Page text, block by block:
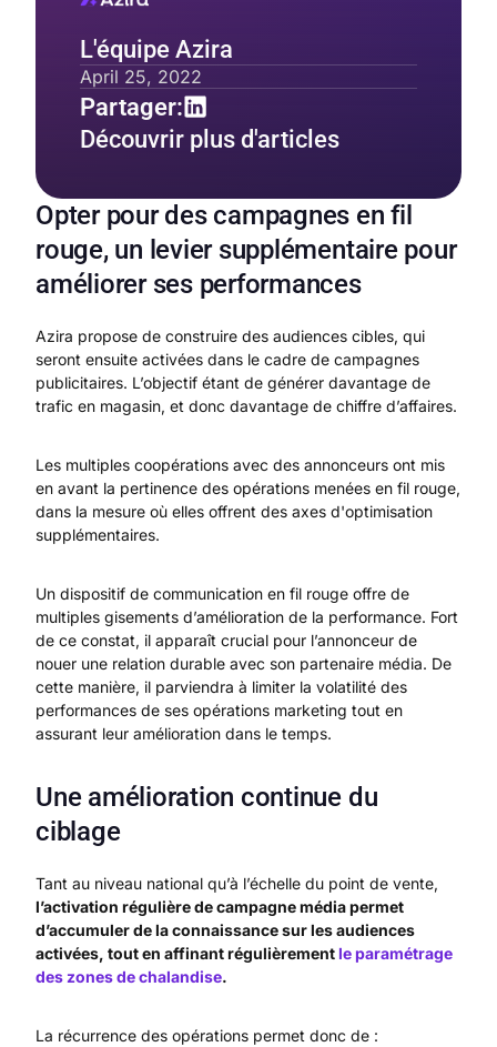
Opter pour des campagnes en fil
rouge, un levier supplémentaire pour
améliorer ses performances
Azira propose de construire des audiences cibles, qui
seront ensuite activées dans le cadre de campagnes
publicitaires. L’objectif étant de générer davantage de
trafic en magasin, et donc davantage de chiffre d’affaires.
Les multiples coopérations avec des annonceurs ont mis
en avant la pertinence des opérations menées en fil rouge,
dans la mesure où elles offrent des axes d'optimisation
supplémentaires.
Un dispositif de communication en fil rouge offre de
multiples gisements d’amélioration de la performance. Fort
de ce constat, il apparaît crucial pour l’annonceur de
nouer une relation durable avec son partenaire média. De
cette manière, il parviendra à limiter la volatilité des
performances de ses opérations marketing tout en
assurant leur amélioration dans le temps.
Une amélioration continue du
ciblage
Tant au niveau national qu’à l’échelle du point de vente,
l’activation régulière de campagne média permet
d’accumuler de la connaissance sur les audiences
activées, tout en affinant régulièrementle paramétrage
des zones de chalandise.
La récurrence des opérations permet donc de :
L'équipe Azira
April 25, 2022
Partager:
Découvrir plus d'articles